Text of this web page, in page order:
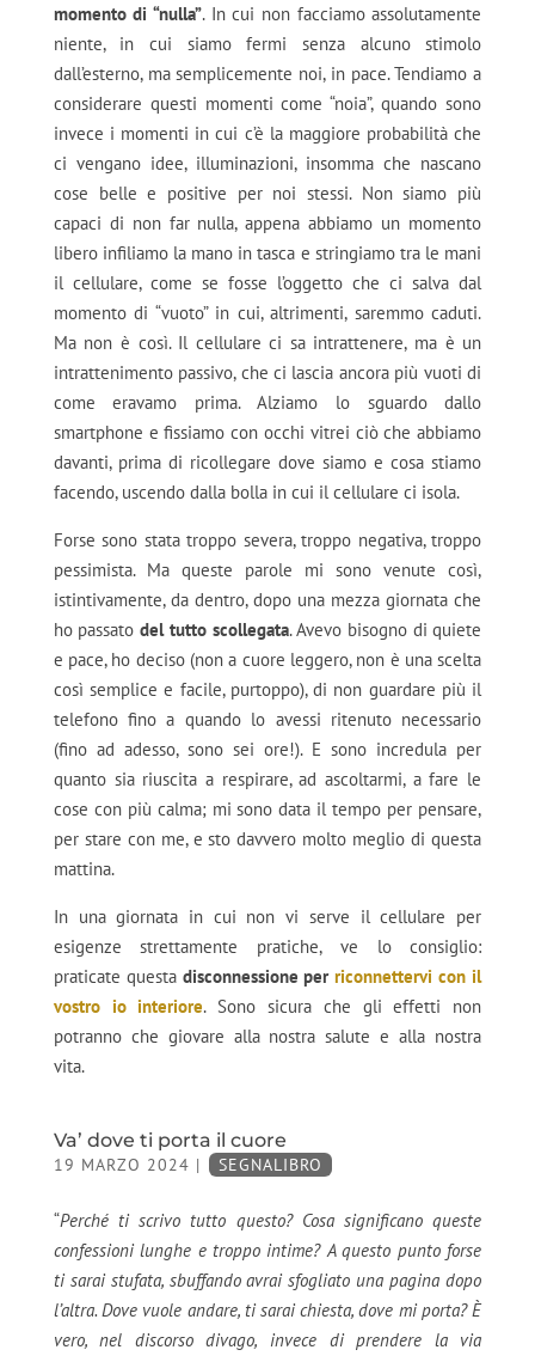
momento di “nulla”. In cui non facciamo assolutamente
niente, in cui siamo fermi senza alcuno stimolo
dall’esterno, ma semplicemente noi, in pace. Tendiamo a
considerare questi momenti come “noia”, quando sono
invece i momenti in cui c’è la maggiore probabilità che
ci vengano idee, illuminazioni, insomma che nascano
cose belle e positive per noi stessi. Non siamo più
capaci di non far nulla, appena abbiamo un momento
libero infiliamo la mano in tasca e stringiamo tra le mani
il cellulare, come se fosse l’oggetto che ci salva dal
momento di “vuoto” in cui, altrimenti, saremmo caduti.
Ma non è così. Il cellulare ci sa intrattenere, ma è un
intrattenimento passivo, che ci lascia ancora più vuoti di
come eravamo prima. Alziamo lo sguardo dallo
smartphone e fissiamo con occhi vitrei ciò che abbiamo
davanti, prima di ricollegare dove siamo e cosa stiamo
facendo, uscendo dalla bolla in cui il cellulare ci isola.
Forse sono stata troppo severa, troppo negativa, troppo
pessimista. Ma queste parole mi sono venute così,
istintivamente, da dentro, dopo una mezza giornata che
ho passatodel tutto scollegata. Avevo bisogno di quiete
e pace, ho deciso (non a cuore leggero, non è una scelta
così semplice e facile, purtoppo), di non guardare più il
telefono fino a quando lo avessi ritenuto necessario
(fino ad adesso, sono sei ore!). E sono incredula per
quanto sia riuscita a respirare, ad ascoltarmi, a fare le
cose con più calma; mi sono data il tempo per pensare,
per stare con me, e sto davvero molto meglio di questa
mattina.
In una giornata in cui non vi serve il cellulare per
esigenze strettamente pratiche, ve lo consiglio:
praticate questa disconnessione perriconnettervi con il
vostro io interiore. Sono sicura che gli effetti non
potranno che giovare alla nostra salute e alla nostra
vita.
Va’ dove ti porta il cuore
19 MARZO 2024 | SEGNALIBRO
“Perché ti scrivo tutto questo? Cosa significano queste
confessioni lunghe e troppo intime? A questo punto forse
ti sarai stufata, sbuffando avrai sfogliato una pagina dopo
l’altra. Dove vuole andare, ti sarai chiesta, dove mi porta? È
vero, nel discorso divago, invece di prendere la via